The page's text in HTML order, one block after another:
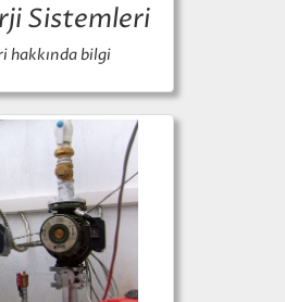
Sistemleri
hakkında bilgi